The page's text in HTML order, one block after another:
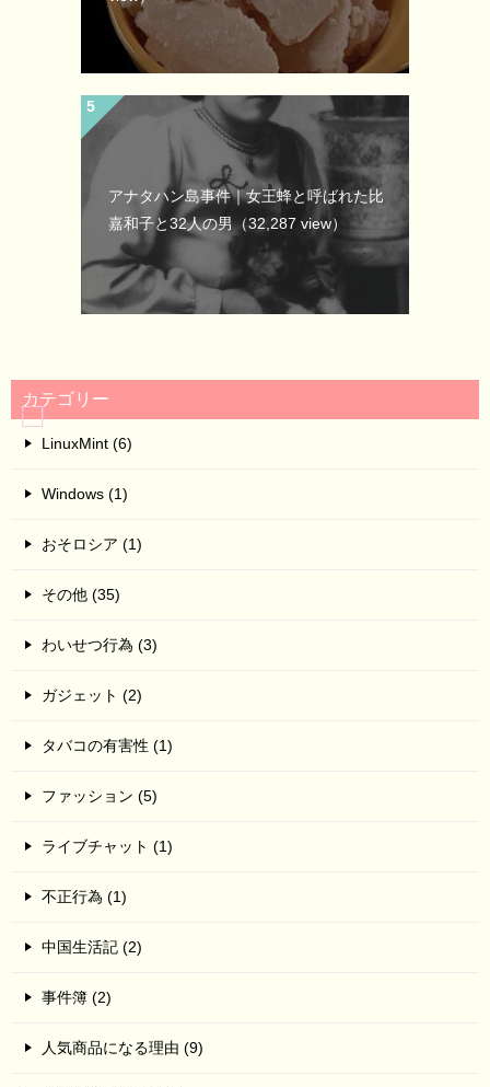
アナタハン島事件｜女王蜂と呼ばれた比
嘉和子と32人の男（32,287 view）
カテゴリー
LinuxMint (6)
Windows (1)
おそロシア (1)
その他 (35)
わいせつ行為 (3)
ガジェット (2)
タバコの有害性 (1)
ファッション (5)
ライブチャット (1)
不正行為 (1)
中国生活記 (2)
事件簿 (2)
人気商品になる理由 (9)